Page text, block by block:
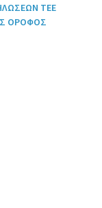
ΤΕΕ
ΟΡΟΦΟΣ